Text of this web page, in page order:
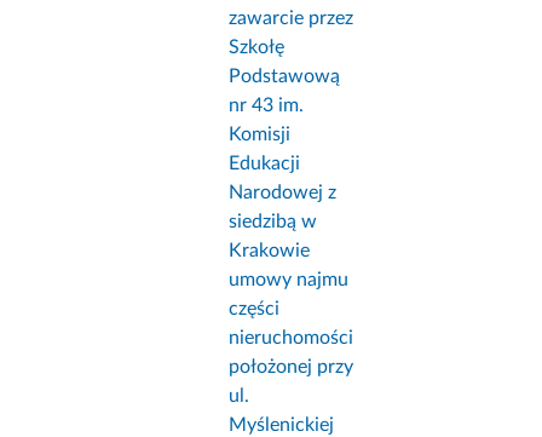
zawarcie przez
Szkołę
Podstawową
nr 43 im.
Komisji
Edukacji
Narodowej z
siedzibą w
Krakowie
umowy najmu
części
nieruchomości
położonej przy
ul.
Myślenickiej